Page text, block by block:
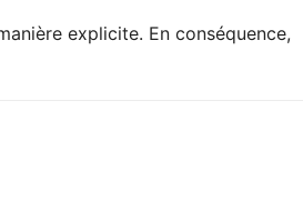
explicite. En conséquence,